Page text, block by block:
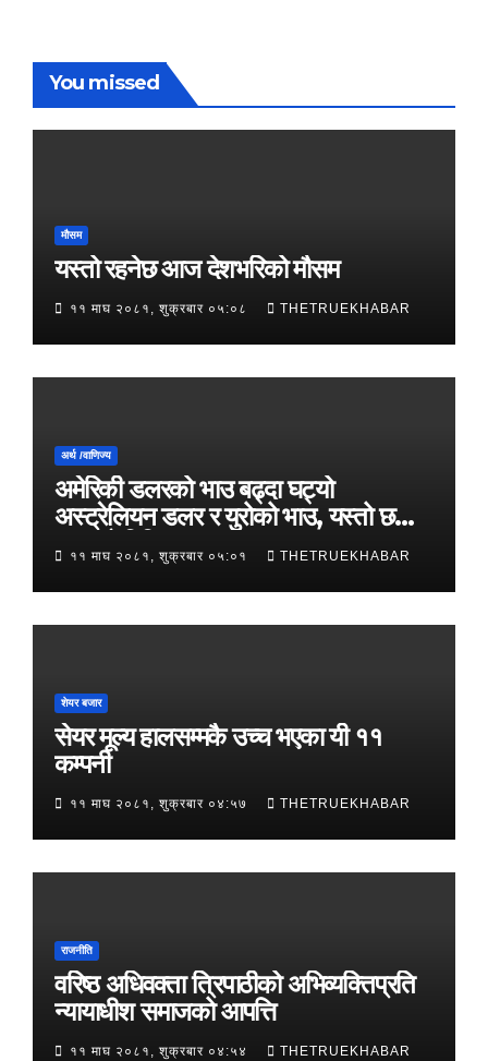
You missed
मौसम
यस्तो रहनेछ आज देशभरिको मौसम
११ माघ २०८१, शुक्रबार ०५:०८ THETRUEKHABAR
अर्थ /वाणिज्य
अमेरिकी डलरको भाउ बढ्दा घट्यो
अस्ट्रेलियन डलर र युरोको भाउ, यस्तो छ
आजको विनिमयदर
११ माघ २०८१, शुक्रबार ०५:०१ THETRUEKHABAR
शेयर बजार
सेयर मूल्य हालसम्मकै उच्च भएका यी ११
कम्पनी
११ माघ २०८१, शुक्रबार ०४:५७ THETRUEKHABAR
राजनीति
वरिष्ठ अधिवक्ता त्रिपाठीको अभिव्यक्तिप्रति
न्यायाधीश समाजको आपत्ति
११ माघ २०८१, शुक्रबार ०४:५४ THETRUEKHABAR